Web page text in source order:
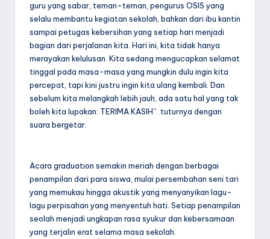
guru yang sabar, teman-teman, pengurus OSIS yang
selalu membantu kegiatan sekolah, bahkan dari ibu kantin
sampai petugas kebersihan yang setiap hari menjadi
bagian dari perjalanan kita. Hari ini, kita tidak hanya
merayakan kelulusan. Kita sedang mengucapkan selamat
tinggal pada masa-masa yang mungkin dulu ingin kita
percepat, tapi kini justru ingin kita ulang kembali. Dan
sebelum kita melangkah lebih jauh, ada satu hal yang tak
boleh kita lupakan: TERIMA KASIH”. tuturnya dengan
suara bergetar.
Acara graduation semakin meriah dengan berbagai
penampilan dari para siswa, mulai persembahan seni tari
yang memukau hingga akustik yang menyanyikan lagu-
lagu perpisahan yang menyentuh hati. Setiap penampilan
seolah menjadi ungkapan rasa syukur dan kebersamaan
yang terjalin erat selama masa sekolah.